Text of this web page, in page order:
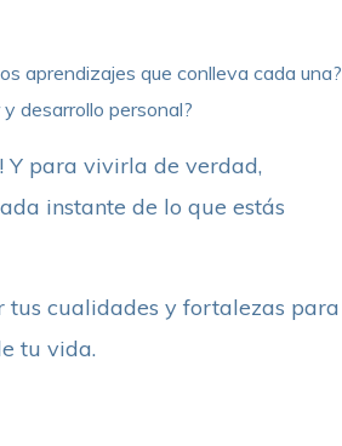
aprendizajes que conlleva cada una?
desarrollo personal?
Y para vivirla de verdad,
instante de lo que estás
tus cualidades y fortalezas para
tu vida.